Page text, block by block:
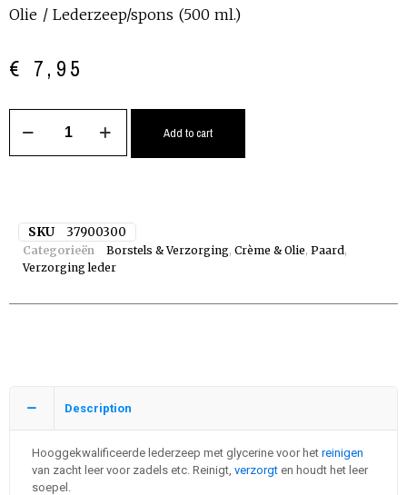
Olie / Lederzeep/spons (500 ml.)
€ 7,95
Add to cart
SKU 37900300
Categorieën Borstels & Verzorging, Crème & Olie, Paard,
Verzorging leder
Description
Hooggekwalificeerde lederzeep met glycerine voor het reinigen
van zacht leer voor zadels etc. Reinigt, verzorgten houdt het leer
soepel.